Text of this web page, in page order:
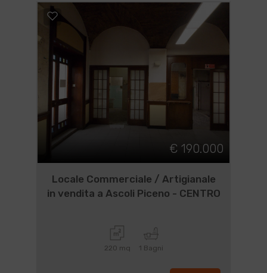
€ 190.000
Locale Commerciale / Artigianale
in vendita a Ascoli Piceno - CENTRO
220 mq 1 Bagni